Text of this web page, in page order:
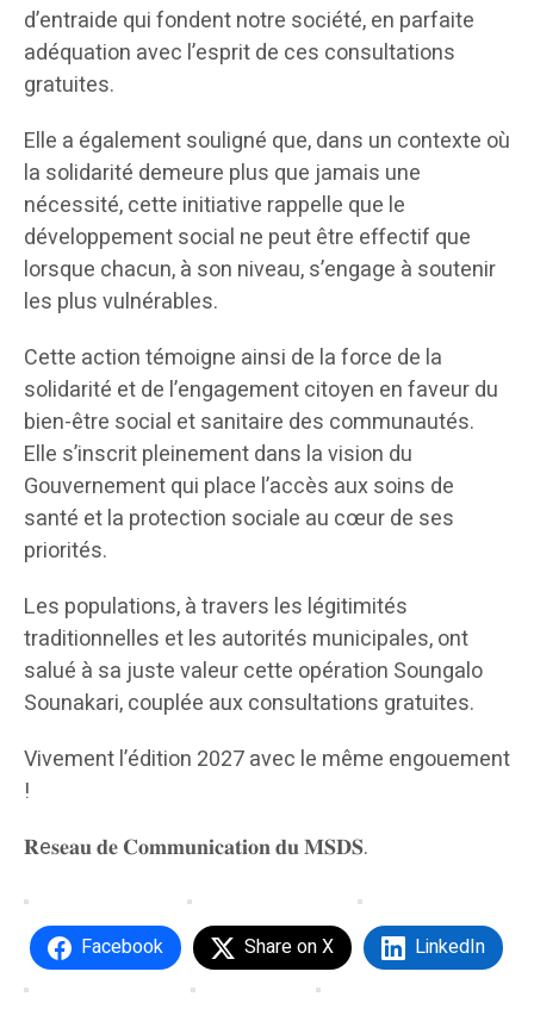
d’entraide qui fondent notre société, en parfaite
adéquation avec l’esprit de ces consultations
gratuites.
Elle a également souligné que, dans un contexte où
la solidarité demeure plus que jamais une
nécessité, cette initiative rappelle que le
développement social ne peut être effectif que
lorsque chacun, à son niveau, s’engage à soutenir
les plus vulnérables.
Cette action témoigne ainsi de la force de la
solidarité et de l’engagement citoyen en faveur du
bien-être social et sanitaire des communautés.
Elle s’inscrit pleinement dans la vision du
Gouvernement qui place l’accès aux soins de
santé et la protection sociale au cœur de ses
priorités.
Les populations, à travers les légitimités
traditionnelles et les autorités municipales, ont
salué à sa juste valeur cette opération Soungalo
Sounakari, couplée aux consultations gratuites.
Vivement l’édition 2027 avec le même engouement
!
𝐑e𝐬𝐞𝐚𝐮 𝐝𝐞 𝐂𝐨𝐦𝐦𝐮𝐧𝐢𝐜𝐚𝐭𝐢𝐨𝐧 𝐝𝐮 𝐌𝐒𝐃𝐒.
Facebook Share on X LinkedIn